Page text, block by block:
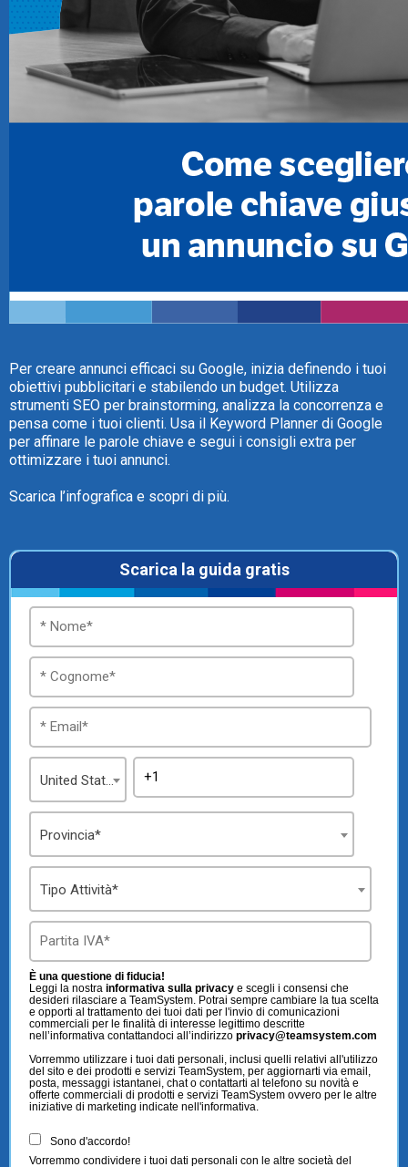
Per creare annunci efficaci su Google, inizia definendo i tuoi
obiettivi pubblicitari e stabilendo un budget. Utilizza
strumenti SEO per brainstorming, analizza la concorrenza e
pensa come i tuoi clienti. Usa il Keyword Planner di Google
per affinare le parole chiave e segui i consigli extra per
ottimizzare i tuoi annunci.
Scarica l’infografica e scopri di più.
Scarica la guida gratis
United States
Provincia*
Tipo Attività*
È una questione di fiducia!
Leggi la nostra informativa sulla privacy e scegli i consensi che
desideri rilasciare a TeamSystem. Potrai sempre cambiare la tua scelta
e opporti al trattamento dei tuoi dati per l'invio di comunicazioni
commerciali per le finalità di interesse legittimo descritte
nell’informativa contattandoci all’indirizzo privacy@teamsystem.com
Vorremmo utilizzare i tuoi dati personali, inclusi quelli relativi all'utilizzo
del sito e dei prodotti e servizi TeamSystem, per aggiornarti via email,
posta, messaggi istantanei, chat o contattarti al telefono su novità e
offerte commerciali di prodotti e servizi TeamSystem ovvero per le altre
iniziative di marketing indicate nell'informativa.
Sono d'accordo!
Vorremmo condividere i tuoi dati personali con le altre società del